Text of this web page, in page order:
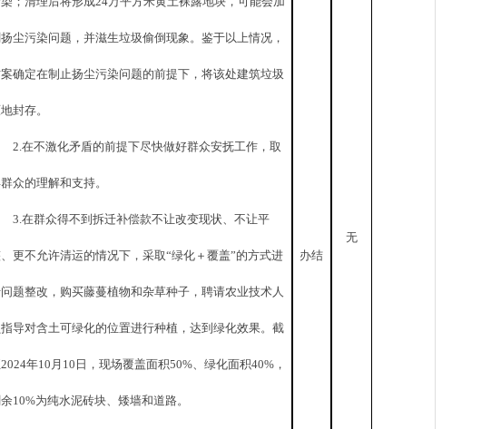
尘污染问题，并滋生垃圾偷倒现象。鉴于以上情况，
确定在制止扬尘污染问题的前提下， 将该处建筑垃圾
封存。
2.在不激化矛盾的前提下尽快做好群众安抚工作，取
众的理解和支持。
3.在群众得不到拆迁补偿款不让改变现状、不让平
、 更不允许清运的情况下，采取“绿化＋覆盖”的方式进
题整改，购买藤蔓植物和杂草种子，聘请农业技术人
指导对含土可绿化的位置进行种植，达到绿化效果。截
2024年10 月 10 日，现场覆盖面积50%、绿化面积40%，
10%为纯水泥砖块、矮墙和道路。
办结
无